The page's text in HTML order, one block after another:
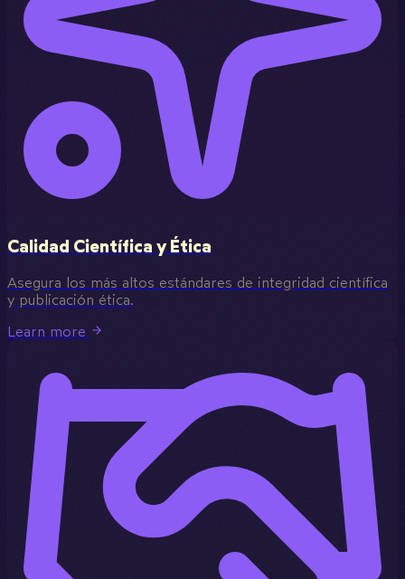
Calidad Científica y Ética
Asegura los más altos estándares de integridad científica
y publicación ética.
Learn more